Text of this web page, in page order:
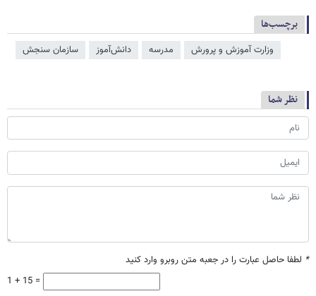
برچسب‌ها
وزارت آموزش و پرورش مدرسه دانش‌آموز سازمان سنجش
نظر شما
* لطفا حاصل عبارت را در جعبه متن روبرو وارد کنید
1 + 15 =